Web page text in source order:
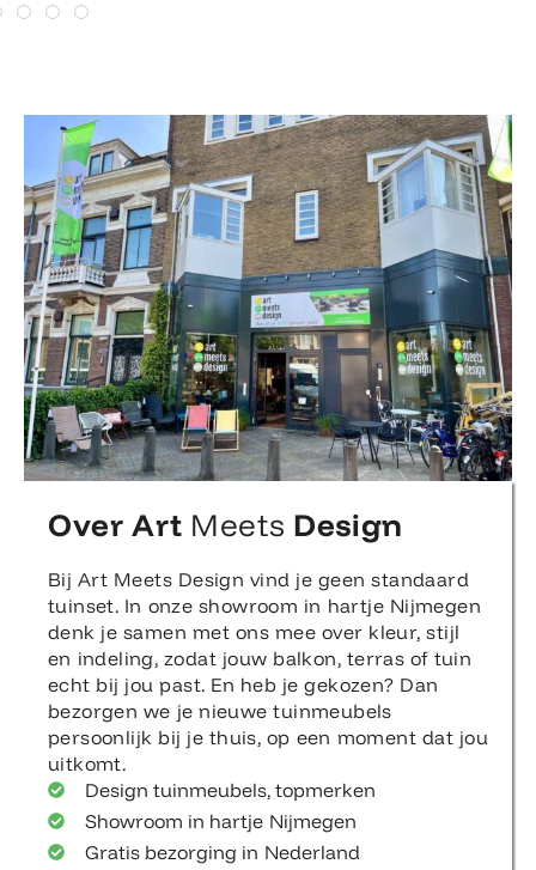
Over Art Meets Design
Bij Art Meets Design vind je geen standaard
tuinset. In onze showroom in hartje Nijmegen
denk je samen met ons mee over kleur, stijl
en indeling, zodat jouw balkon, terras of tuin
echt bij jou past. En heb je gekozen? Dan
bezorgen we je nieuwe tuinmeubels
persoonlijk bij je thuis, op een moment dat jou
uitkomt.
Design tuinmeubels, topmerken
Showroom in hartje Nijmegen
Gratis bezorging in Nederland